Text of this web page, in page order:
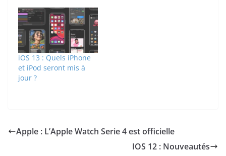
iOS 13 : Quels iPhone
et iPod seront mis à
jour ?
Apple : L’Apple Watch Serie 4 est officielle
IOS 12 : Nouveautés